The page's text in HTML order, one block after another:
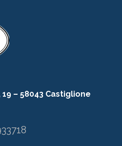
– 58043 Castiglione